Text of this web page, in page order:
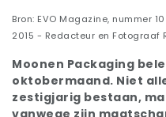
Bron: EVO Magazine, nummer
2015 - Redacteur en Fotograaf
Moonen Packaging
oktobermaand. Niet
zestigjarig bestaan,
vanwege zijn